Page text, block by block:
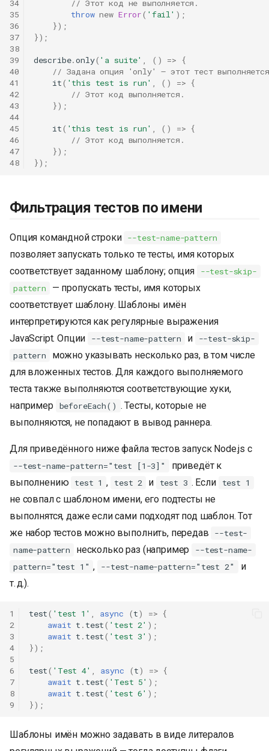
34
35
36
37
38
39
40
41
42
43
44
45
46
47
48
// Этот код не выполняется.
throw new Error( 'fail' );
});
});
describe.only( 'a suite' , () =>
{
// Задана опция 'only' — этот тест
it( 'this test is run' , () => {
// Этот код выполняется.
});
it( 'this test is run' , () => {
// Этот код выполняется.
});
});
Фильтрация тестов по имени
Опция командной строки --test-name-pattern
позволяет запускать только те тесты, имя которых
соответствует заданному шаблону; опция
--test-skip-
pattern
— пропускать тесты, имя которых
соответствует шаблону. Шаблоны имён
интерпретируются как регулярные выражения
JavaScript. Опции
--test-name-pattern и
--test-skip-
pattern
можно указывать несколько раз, в том числе
для вложенных тестов. Для каждого выполняемого
теста также выполняются соответствующие хуки,
например
beforeEach() . Тесты, которые не
выполняются, не попадают в вывод раннера.
Для приведённого ниже файла тестов запуск Node.js с
--test-name-pattern="test [1-3]"
приведёт к
выполнению test 1 , test 2 и test 3 . Если test 1
не совпал с шаблоном имени, его подтесты не
выполнятся, даже если сами подходят под шаблон. Тот
же набор тестов можно выполнить, передав
--test-
name-pattern
несколько раз (например
--test-name-
pattern="test 1" , --test-name-pattern="test 2"
и
т. д.).
1
2
3
4
5
6
7
8
9
test( 'test 1' , async (t) => {
await t . test( 'test 2' );
await t . test( 'test 3' );
});
test( 'Test 4' , async (t) => {
await t . test( 'Test 5' );
await t . test( 'test 6' );
});
Шаблоны имён можно задавать в виде литералов